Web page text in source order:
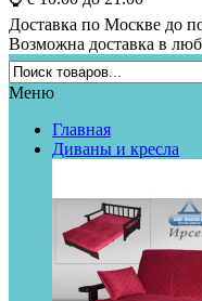
Доставка по Москве до
Возможна доставка в
Меню
Главная
Диваны и кресла